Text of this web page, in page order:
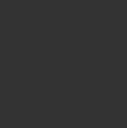
クレス